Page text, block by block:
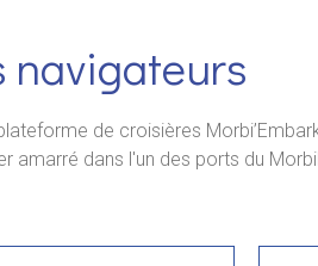
navigateurs
de croisières
amarré dans l'un des ports du